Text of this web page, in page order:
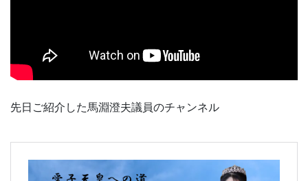
先日ご紹介した馬淵澄夫議員のチャンネル